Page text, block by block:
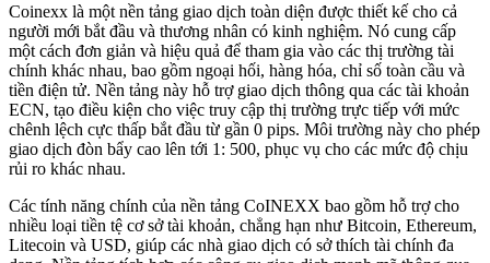
Coinexx là một nền tảng giao dịch toàn diện được thiết kế cho cả
người mới bắt đầu và thương nhân có kinh nghiệm. Nó cung cấp
một cách đơn giản và hiệu quả để tham gia vào các thị trường tài
chính khác nhau, bao gồm ngoại hối, hàng hóa, chỉ số toàn cầu và
tiền điện tử. Nền tảng này hỗ trợ giao dịch thông qua các tài khoản
ECN, tạo điều kiện cho việc truy cập thị trường trực tiếp với mức
chênh lệch cực thấp bắt đầu từ gần 0 pips. Môi trường này cho phép
giao dịch đòn bẩy cao lên tới 1: 500, phục vụ cho các mức độ chịu
rủi ro khác nhau.
Các tính năng chính của nền tảng CoINEXX bao gồm hỗ trợ cho
nhiều loại tiền tệ cơ sở tài khoản, chẳng hạn như Bitcoin, Ethereum,
Litecoin và USD, giúp các nhà giao dịch có sở thích tài chính đa